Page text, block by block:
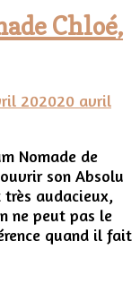
Chloé,
202020 avril
Nomade de
son Absolu
très audacieux,
ne peut pas le
quand il fait